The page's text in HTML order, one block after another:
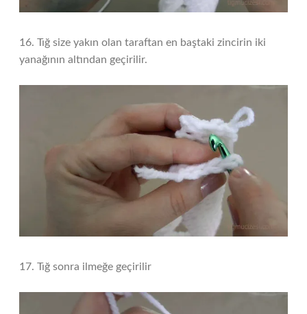
16. Tığ size yakın olan taraftan en baştaki zincirin iki
yanağının altından geçirilir.
17. Tığ sonra ilmeğe geçirilir